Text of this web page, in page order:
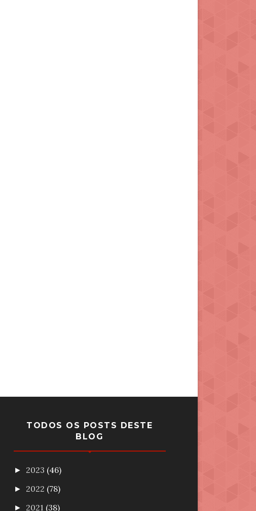
TODOS OS POSTS DESTE
BLOG
► 2023 (46)
► 2022 (78)
► 2021 (38)